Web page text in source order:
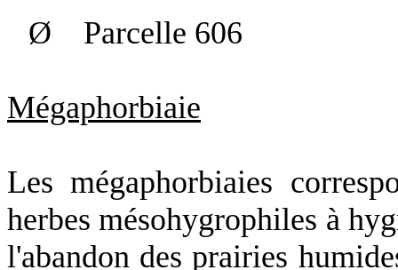
Ø Parcelle 606
Mégaphorbiaie
Les mégaphorbiaies
herbes mésohygrophiles à
l'abandon des prairies